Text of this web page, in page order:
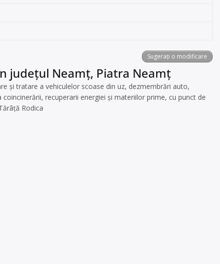
Sugerați o modificare
județul Neamț, Piatra Neamț
şi tratare a vehiculelor scoase din uz, dezmembrări auto,
recuperarii energiei și materiilor prime, cu punct de
Rodica